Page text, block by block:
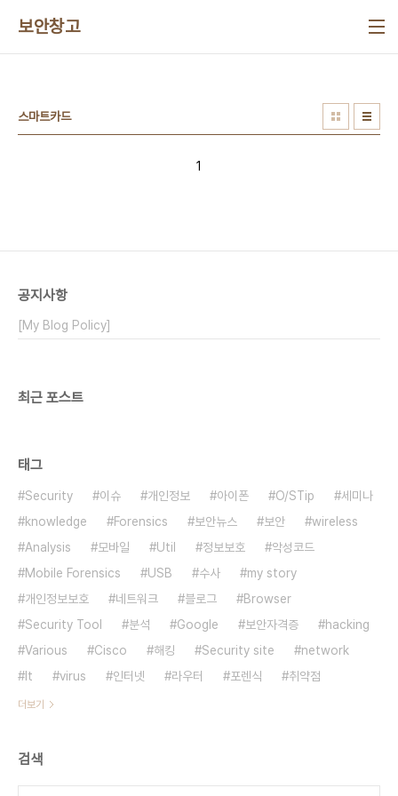
보안창고
스마트카드
1
공지사항
[My Blog Policy]
최근 포스트
태그
Security 이슈 개인정보 아이폰 O/STip
세미나
knowledge
Forensics 보안뉴스 보안
wireless
Analysis
모바일 Util 정보보호
악성코드
Mobile Forensics
USB 수사
my story
개인정보보호
네트워크 블로그
Browser
Security Tool
분석 Google 보안자격증
hacking
Various
Cisco 해킹 Security site
network
It
virus 인터넷 라우터 포렌식 취약점
더보기
검색